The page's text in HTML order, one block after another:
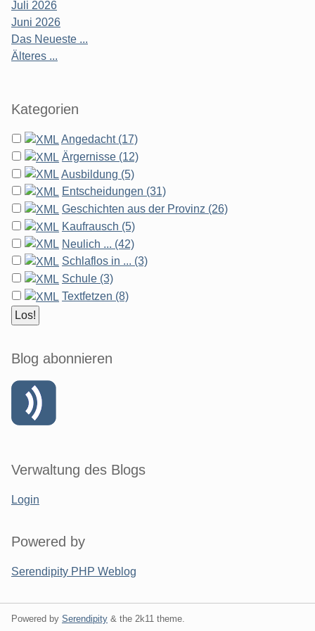
Juli 2026
Juni 2026
Das Neueste ...
Älteres ...
Kategorien
Angedacht (17)
Ärgernisse (12)
Ausbildung (5)
Entscheidungen (31)
Geschichten aus der Provinz (26)
Kaufrausch (5)
Neulich ... (42)
Schlaflos in ... (3)
Schule (3)
Textfetzen (8)
Blog abonnieren
Verwaltung des Blogs
Login
Powered by
Serendipity PHP Weblog
Powered by Serendipity & the 2k11 theme.